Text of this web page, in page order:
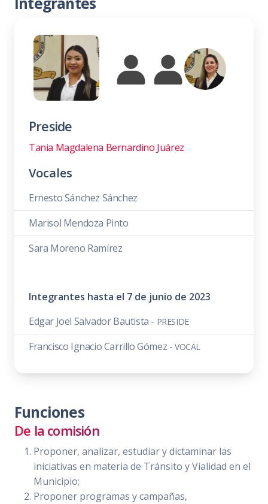
Preside
Tania Magdalena Bernardino Juárez
Vocales
Ernesto Sánchez Sánchez
Marisol Mendoza Pinto
Sara Moreno Ramírez
Integrantes hasta el 7 de junio de 2023
Edgar Joel Salvador Bautista - PRESIDE
Francisco Ignacio Carrillo Gómez - VOCAL
Funciones
De la comisión
Proponer, analizar, estudiar y dictaminar las
iniciativas en materia de Tránsito y Vialidad en el
Municipio;
Proponer programas y campañas,